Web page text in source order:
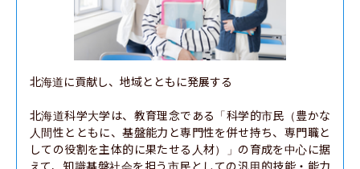
北海道に貢献し、地域とともに発展する
北海道科学大学は、教育理念である「科学的市民（豊かな
人間性とともに、基盤能力と専門性を併せ持ち、専門職と
しての役割を主体的に果たせる人材）」の育成を中心に据
えて、知識基盤社会を担う市民としての汎用的技能・能力